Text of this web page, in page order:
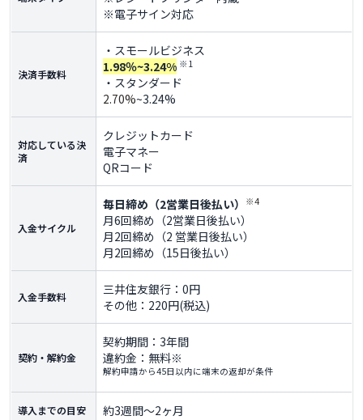
※電子サイン対応
決済手数料
・スモールビジネス
1.98％~3.24% ※1
・スタンダード
2.70%~3.24%
対応している決
済
クレジットカード
電子マネー
QRコード
入金サイクル
毎日締め（2営業日後払い） ※4
月6回締め（2営業日後払い）
月2回締め（2 営業日後払い）
月2回締め（15日後払い）
入金手数料
三井住友銀行：0円
その他：220円(税込)
契約・解約金
契約期間：3年間
違約金：無料※
解約申請から45日以内に端末の返却が条件
導入までの目安 約3週間～2ヶ月